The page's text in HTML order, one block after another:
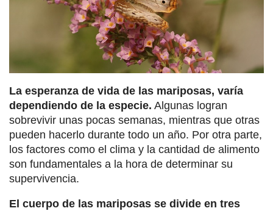
La esperanza de vida de las mariposas, varía
dependiendo de la especie. Algunas logran
sobrevivir unas pocas semanas, mientras que otras
pueden hacerlo durante todo un año. Por otra parte,
los factores como el clima y la cantidad de alimento
son fundamentales a la hora de determinar su
supervivencia.
El cuerpo de las mariposas se divide en tres